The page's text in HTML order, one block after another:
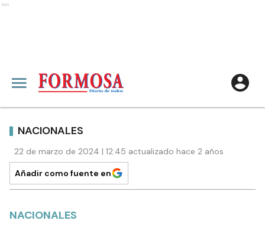
Ads
NACIONALES
22 de marzo de 2024 | 12:45 actualizado hace 2 años
Añadir como fuente en
NACIONALES